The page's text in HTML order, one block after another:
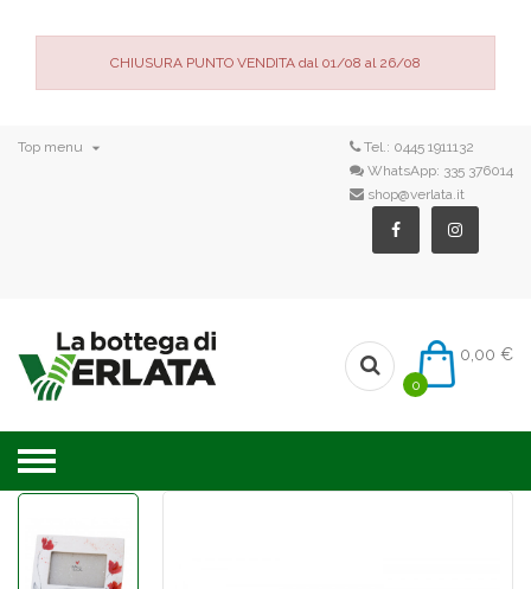
CHIUSURA PUNTO VENDITA dal 01/08 al 26/08
Top menu  Tel.: 0445 1911132
WhatsApp: 335 376014
shop@verlata.it
0,00 €
0